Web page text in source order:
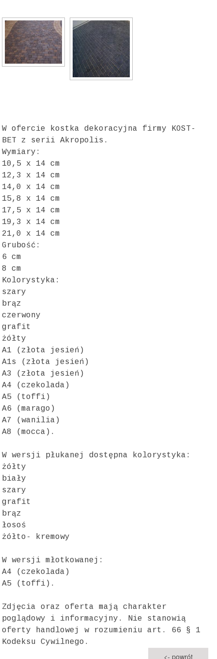
W ofercie kostka dekoracyjna firmy KOST-
BET z serii Akropolis.
Wymiary:
10,5 x 14 cm
12,3 x 14 cm
14,0 x 14 cm
15,8 x 14 cm
17,5 x 14 cm
19,3 x 14 cm
21,0 x 14 cm
Grubość:
6 cm
8 cm
Kolorystyka:
szary
brąz
czerwony
grafit
żółty
A1 (złota jesień)
A1s (złota jesień)
A3 (złota jesień)
A4 (czekolada)
A5 (toffi)
A6 (marago)
A7 (wanilia)
A8 (mocca).
W wersji płukanej dostępna kolorystyka:
żółty
biały
szary
grafit
brąz
łosoś
żółto- kremowy
W wersji młotkowanej:
A4 (czekolada)
A5 (toffi).
Zdjęcia oraz oferta mają charakter
poglądowy i informacyjny. Nie stanowią
oferty handlowej w rozumieniu art. 66 § 1
Kodeksu Cywilnego.
<- powrót